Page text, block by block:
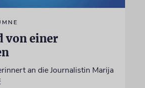
von einer
an die Journalistin Marija